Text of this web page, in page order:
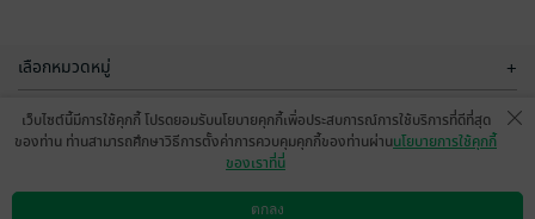
เลือกหมวดหมู่ +
บริการช่วยเหลือ +
เว็บไซต์นี้มีการใช้คุกกี้ โปรดยอมรับนโยบายคุกกี้เพื่อประสบการณ์การใช้บริการที่ดีที่สุด
ของท่าน ท่านสามารถศึกษาวิธีการตั้งค่าการควบคุมคุกกี้ของท่านผ่านนโยบายการใช้คุกกี้
ของเราที่นี่
ตกลง